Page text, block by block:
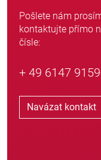
Pošlete nám
kontaktujte přímo
čísle:
+ 49 6147
Navázat kontakt